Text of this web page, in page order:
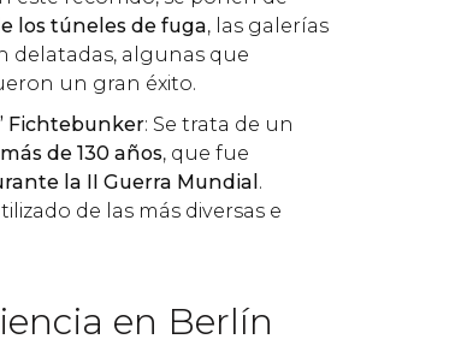
los túneles de fuga, las galerías
delatadas, algunas que
un gran éxito.
Fichtebunker: Se trata de un
más de 130 años, que fue
la II Guerra Mundial .
de las más diversas e
en Berlín